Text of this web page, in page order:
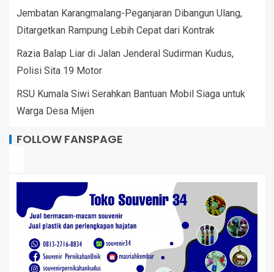
Jembatan Karangmalang-Peganjaran Dibangun Ulang,
Ditargetkan Rampung Lebih Cepat dari Kontrak
Razia Balap Liar di Jalan Jenderal Sudirman Kudus,
Polisi Sita 19 Motor
RSU Kumala Siwi Serahkan Bantuan Mobil Siaga untuk
Warga Desa Mijen
FOLLOW FANSPAGE